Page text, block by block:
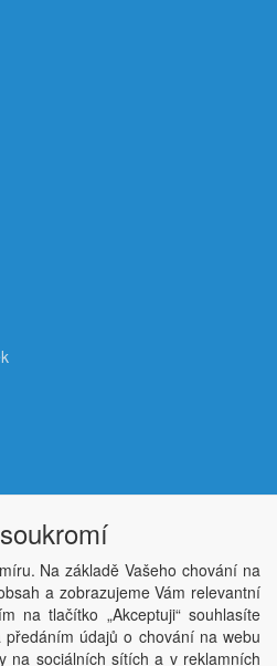
Na základě Vašeho chování na
a zobrazujeme Vám relevantní
na tlačítko „Akceptuji“ souhlasíte
údajů o chování na webu
na sociálních sítích a v reklamních